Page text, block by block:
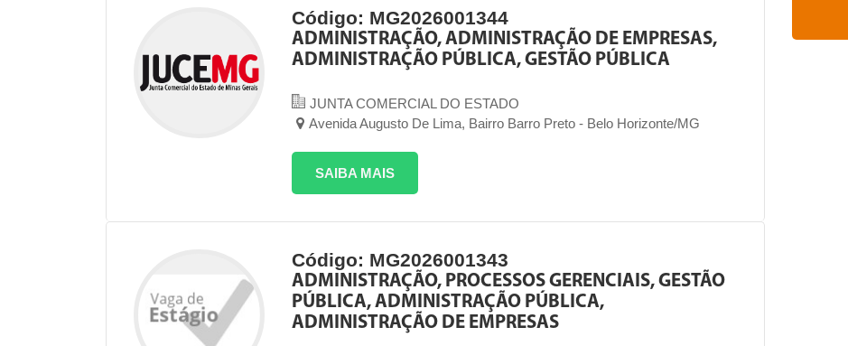
Código: MG2026001344
ADMINISTRAÇÃO, ADMINISTRAÇÃO DE EMPRESAS,
ADMINISTRAÇÃO PÚBLICA, GESTÃO PÚBLICA
JUNTA COMERCIAL DO ESTADO
Avenida Augusto De Lima, Bairro Barro Preto - Belo Horizonte/MG
SAIBA MAIS
Código: MG2026001343
ADMINISTRAÇÃO, PROCESSOS GERENCIAIS, GESTÃO
PÚBLICA, ADMINISTRAÇÃO PÚBLICA,
ADMINISTRAÇÃO DE EMPRESAS